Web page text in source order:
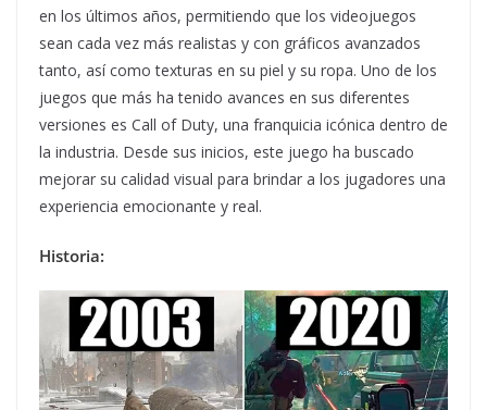
en los últimos años, permitiendo que los videojuegos
sean cada vez más realistas y con gráficos avanzados
tanto, así como texturas en su piel y su ropa. Uno de los
juegos que más ha tenido avances en sus diferentes
versiones es Call of Duty, una franquicia icónica dentro de
la industria. Desde sus inicios, este juego ha buscado
mejorar su calidad visual para brindar a los jugadores una
experiencia emocionante y real.
Historia: